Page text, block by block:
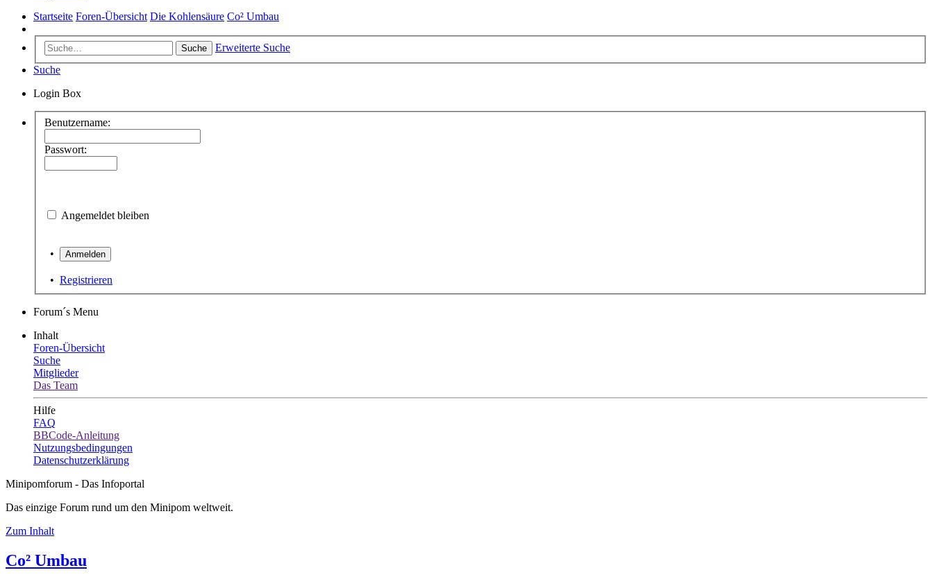
Startseite Foren-Übersicht Die Kohlensäure Co² Umbau
Suche
Erweiterte Suche
Suche
Login Box
Benutzername:
Passwort:
Angemeldet bleiben
•
• Registrieren
Forum´s Menu
Inhalt
Foren-Übersicht
Suche
Mitglieder
Das Team
Hilfe
FAQ
BBCode-Anleitung
Nutzungsbedingungen
Datenschutzerklärung
Minipomforum - Das Infoportal
Das einzige Forum rund um den Minipom weltweit.
Zum Inhalt
Co² Umbau